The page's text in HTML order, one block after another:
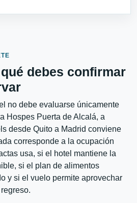
debes confirmar
no debe evaluarse únicamente
Hospes Puerta de Alcalá, a
desde Quito a Madrid conviene
corresponde a la ocupación
usa, si el hotel mantiene la
si el plan de alimentos
y si el vuelo permite aprovechar